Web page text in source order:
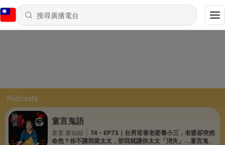
Podcasts
童言鬼語
童童 童仙姑
74 - EP73｜台男背著老婆養小三，老婆卻突然
命危？你不讓我當太太，那我就讓你太太「消失」...童言鬼語